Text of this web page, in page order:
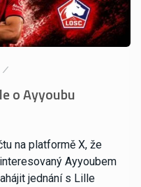
o Ayyoubu
na platformě X, že
Ayyoubem
jednání s Lille